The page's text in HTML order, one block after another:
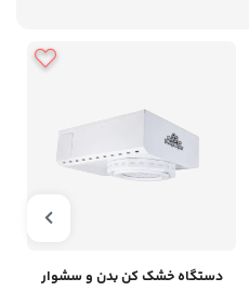
دستگاه خشک کن بدن و سشوار